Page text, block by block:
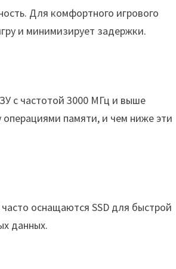
Для комфортного игрового
и минимизирует задержки.
с частотой 3000 МГц и выше
памяти, и чем ниже эти
оснащаются SSD для быстрой
данных.